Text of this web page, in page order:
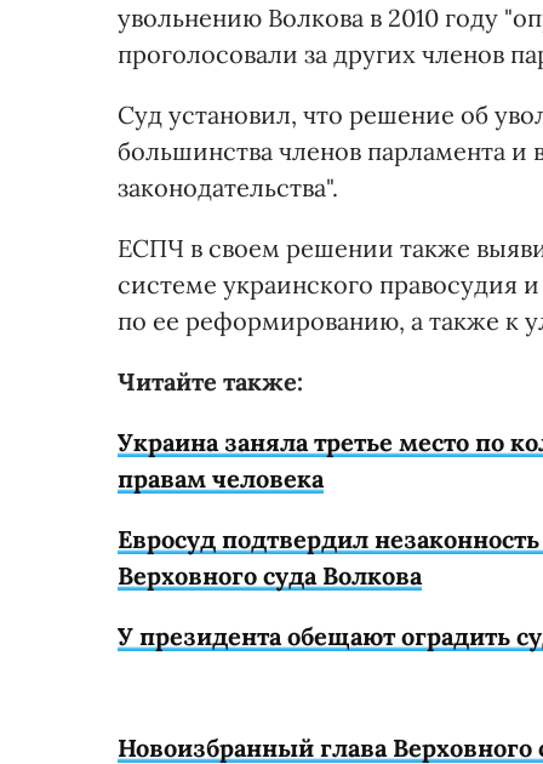
увольнению Волкова в 2010 году
проголосовали за других членов
Суд установил, что решение об
большинства членов парламента
законодательства".
ЕСПЧ в своем решении также
системе украинского правосудия
по ее реформированию, а также к
Читайте также:
Украина заняла третье место по
правам человека
Евросуд подтвердил
Верховного суда Волкова
У президента обещают оградить
Новоизбранный глава